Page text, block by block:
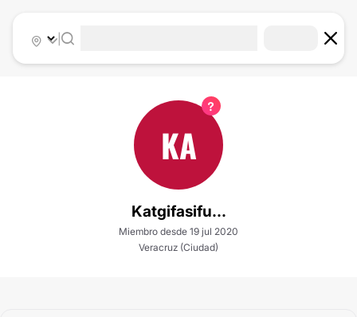
|
KA
Katgifasifu...
Miembro desde 19 jul 2020
Veracruz (Ciudad)